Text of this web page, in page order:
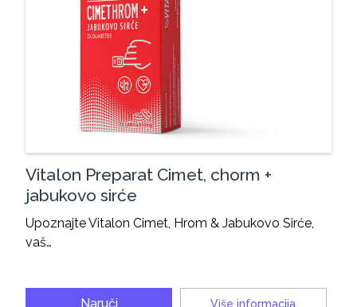
Vitalon Preparat Cimet, chorm +
jabukovo sirće
Upoznajte Vitalon Cimet, Hrom & Jabukovo Sirće,
vaš…
Naruči Više informacija